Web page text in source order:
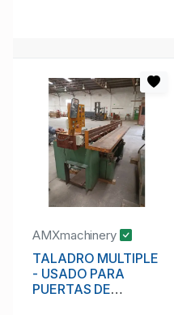
AMXmachinery
TALADRO MULTIPLE
- USADO PARA
PUERTAS DE